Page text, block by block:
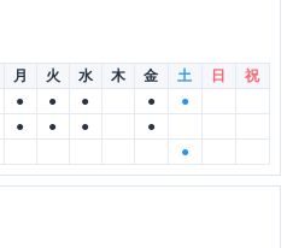
月 火 水 木 金 土 日
祝
● ● ● ●
●
● ● ●
●
●